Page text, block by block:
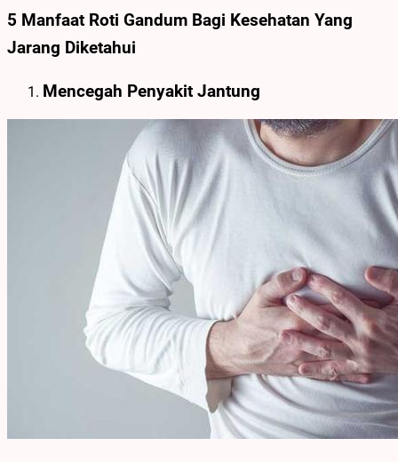
5 Manfaat Roti Gandum Bagi Kesehatan Yang
Jarang Diketahui
Mencegah Penyakit Jantung